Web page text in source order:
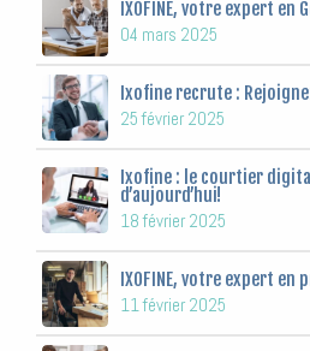
IXOFINE, votre expert en
04 mars 2025
Ixofine recrute :
25 février 2025
Ixofine : le courtier
d’aujourd’hui!
18 février 2025
IXOFINE, votre expert en
11 février 2025